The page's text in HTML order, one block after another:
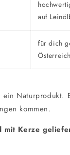
auf
für dich
Österreich
ein Naturprodukt.
kommen.
mit Kerze